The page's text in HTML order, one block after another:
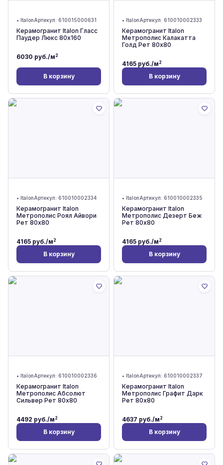
• ItalonАртикул: 610015000631
Керамогранит Italon Гласс
Паудер Люкс 80x160
6030 руб./м2
В корзину
• ItalonАртикул: 610010002333
Керамогранит Italon
Метрополис Калакатта
Голд Рет 80x80
4165 руб./м2
В корзину
• ItalonАртикул: 610010002334
Керамогранит Italon
Метрополис Роял Айвори
Рет 80x80
4165 руб./м2
В корзину
• ItalonАртикул: 610010002335
Керамогранит Italon
Метрополис Дезерт Беж
Рет 80x80
4165 руб./м2
В корзину
• ItalonАртикул: 610010002336
Керамогранит Italon
Метрополис Абсолют
Сильвер Рет 80x80
4492 руб./м2
В корзину
• ItalonАртикул: 610010002337
Керамогранит Italon
Метрополис Графит Дарк
Рет 80x80
4637 руб./м2
В корзину